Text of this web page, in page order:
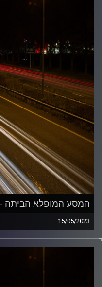
קרדיט תמונות:
המסע המופלא הביתה –
15/05/2023
מוזיקה שתלווה אותנו אחרי
הביתה בשלום עם ספיר
קרדיט תמונות: